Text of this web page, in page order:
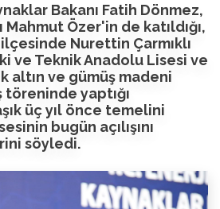
Bakanı Fatih Dönmez,
Mahmut Özer'in de katıldığı,
ilçesinde Nurettin Çarmıklı
ve Teknik Anadolu Lisesi ve
altın ve gümüş madeni
töreninde yaptığı
üç yıl önce temelini
bugün açılışını
söyledi.